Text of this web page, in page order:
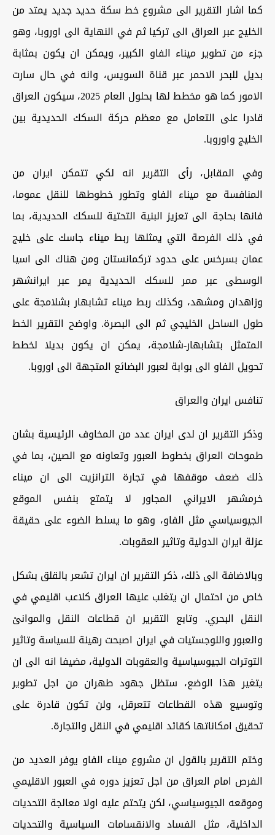
كما اشار التقرير الى مشروع خط سكة حديد جديد يمتد من
الخليج عبر العراق الى تركيا ثم في النهاية الى اوروبا، وهو
جزء من تطوير ميناء الفاو الكبير، ويمكن ان يكون بمثابة
بديل للبحر الاحمر عبر قناة السويس، وانه في حال سارت
الامور كما هو مخطط لها بحلول العام 2025، سيكون العراق
قادرا على التعامل مع معظم حركة السكك الحديدية بين
الخليج واوروبا.
وفي المقابل، رأى التقرير انه لكي تتمكن ايران من
المنافسة مع ميناء الفاو وتطور خطوطها للنقل عموما،
فانها بحاجة الى تعزيز البنية التحتية للسكك الحديدية، بما
في ذلك الفرصة التي يمثلها ربط ميناء جاسك على خليج
عمان بسرخس على حدود تركمانستان ومن هناك الى اسيا
الوسطى عبر ممر للسكك الحديدية يمر عبر ايرانشهر
وزاهدان ومشهد، وكذلك ربط ميناء تشابهار بشلامجة على
طول الساحل الخليجي ثم الى البصرة. واوضح التقرير الخط
المتمثل بتشابهار-شلامجة، يمكن ان يكون بديلا لخطط
تحويل الفاو الى بوابة لعبور البضائع المتجهة الى اوروبا.
تنافس ايران والعراق
وذكر التقرير ان لدى ايران عدد من المخاوف الرئيسية بشان
طموحات العراق بخطوط العبور وتعاونه مع الصين، بما في
ذلك ضعف موقفها في تجارة الترانزيت الى ان ميناء
خرمشهر الايراني المجاور لا يتمتع بنفس الموقع
الجيوسياسي مثل الفاو، وهو ما يسلط الضوء على حقيقة
عزلة ايران الدولية وتاثير العقوبات.
وبالاضافة الى ذلك، ذكر التقرير ان ايران تشعر بالقلق بشكل
خاص من احتمال ان يتغلب عليها العراق كلاعب اقليمي في
النقل البحري. وتابع التقرير ان قطاعات النقل والموانئ
والعبور واللوجستيات في ايران اصبحت رهينة للسياسة وتاثير
التوترات الجيوسياسية والعقوبات الدولية، مضيفا انه الى ان
يتغير هذا الوضع، ستظل جهود طهران من اجل تطوير
وتوسيع هذه القطاعات تتعرقل، ولن تكون قادرة على
تحقيق امكاناتها كقائد اقليمي في النقل والتجارة.
وختم التقرير بالقول ان مشروع ميناء الفاو يوفر العديد من
الفرص امام العراق من اجل تعزيز دوره في العبور الاقليمي
وموقعه الجيوسياسي، لكن يتحتم عليه اولا معالجة التحديات
الداخلية، مثل الفساد والانقسامات السياسية والتحديات